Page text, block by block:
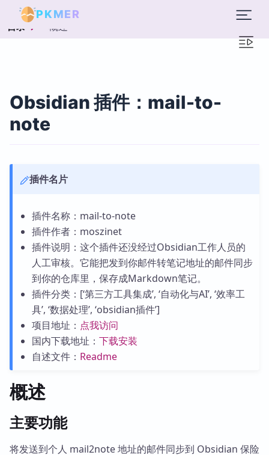
PKMER
目录 概述
Obsidian 插件：mail-to-
note
插件名片
插件名称：mail-to-note
插件作者：moszinet
插件说明：这个插件还没经过Obsidian工作人员的
人工审核。它能把发到你邮件转笔记地址的邮件同步
到你的仓库里，保存成Markdown笔记。
插件分类：[‘第三方工具集成’, ‘自动化与AI’, ‘效率工
具’, ‘数据处理’, ‘obsidian插件’]
项目地址： 点我访问
国内下载地址： 下载安装
自述文件： Readme
概述
主要功能
将发送到个人 mail2note 地址的邮件同步到 Obsidian 保险